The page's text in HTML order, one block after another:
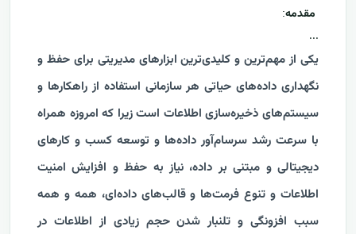
مقدمه:
...
یکی از مهم‌ترین و کلیدی‌ترین ابزارهای مدیریتی برای حفظ و
نگهداری داده‌های حیاتی هر سازمانی استفاده از راهکارها و
سیستم‌های ذخیره‌سازی اطلاعات است زیرا که امروزه همراه
با سرعت رشد سرسام‌آور داده‌ها و توسعه کسب و کارهای
دیجیتالی و مبتنی بر داده، نیاز به حفظ و افزایش امنیت
اطلاعات و تنوع فرمت‌ها و قالب‌های داده‌ای، همه و همه
سبب افزونگی و تلنبار شدن حجم زیادی از اطلاعات در